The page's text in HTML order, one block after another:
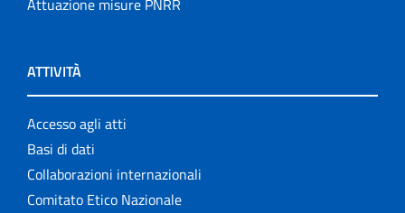
Attuazione misure PNRR
ATTIVITÀ
Accesso agli atti
Basi di dati
Collaborazioni internazionali
Comitato Etico Nazionale